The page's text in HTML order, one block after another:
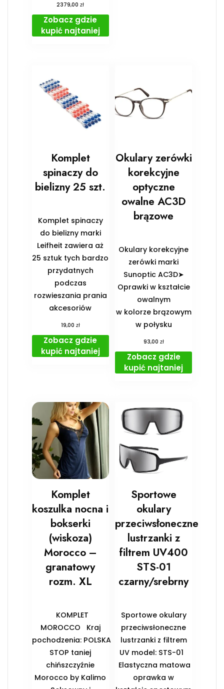
2379,00zł
Zobacz gdzie
kupić najtaniej
Komplet
spinaczy do
bielizny 25 szt.
Komplet spinaczy
do bielizny marki
Leifheit zawiera aż
25 sztuk tych bardzo
przydatnych
podczas
rozwieszania prania
akcesoriów
19,00 zł
Zobacz gdzie
kupić najtaniej
Okulary zerówki
korekcyjne
optyczne
owalne AC3D
brązowe
Okulary korekcyjne
zerówki marki
Sunoptic AC3D➤
Oprawki w kształcie
owalnym
w kolorze brązowym
w połysku
93,00 zł
Zobacz gdzie
kupić najtaniej
Komplet
koszulka nocna i
bokserki
(wiskoza)
Morocco –
granatowy
rozm. XL
KOMPLET
MOROCCO Kraj
pochodzenia: POLSKA
STOP taniej
chińszczyźnie
Morocco by Kalimo
Sportowe
okulary
przeciwsłoneczne
lustrzanki z
filtrem UV400
STS-01
czarny/srebrny
Sportowe okulary
przeciwsłoneczne
lustrzanki z filtrem
UV model: STS-01
Elastyczna matowa
oprawka w